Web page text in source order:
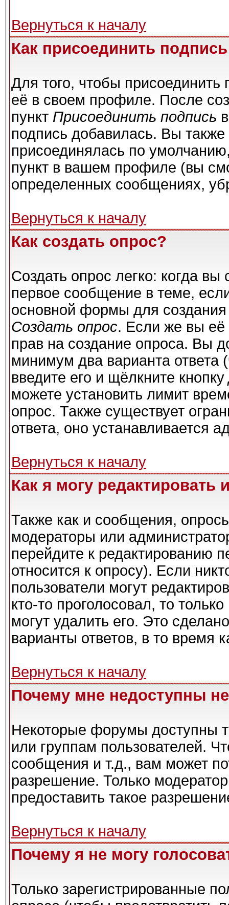
Вернуться к началу
Как присоединить
Для того, чтобы
её в своем профиле. После
пункт Присоединить подпись
подпись добавилась. Вы
присоединялась по
пункт в вашем профиле (вы
определенных сообщениях,
Вернуться к началу
Как создать опрос?
Создать опрос легко: когда вы
первое сообщение в теме,
основной формы для
Создать опрос. Если же вы её
прав на создание опроса. Вы
минимум два варианта ответа
введите его и щёлкните кнопку
можете установить лимит
опрос. Также существует
ответа, оно устанавливается
Вернуться к началу
Как я могу редактировать
Также как и сообщения,
модераторы или
перейдите к редактированию
относится к опросу). Если
пользователи могут
кто-то проголосовал, то
могут удалить его. Это
варианты ответов, в то время
Вернуться к началу
Почему мне недоступны
Некоторые форумы доступны
или группам пользователей.
сообщения и т.д., вам может
разрешение. Только
предоставить такое
Вернуться к началу
Почему я не могу
Только зарегистрированные